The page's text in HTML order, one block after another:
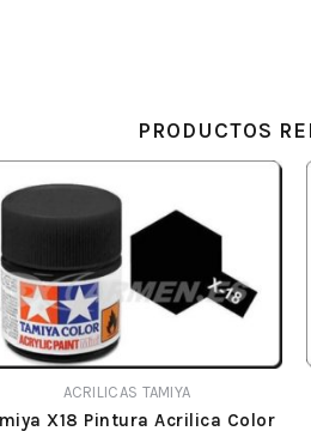
PRODUCTOS
ACRILICAS TAMIYA
X18 Pintura Acrilica Color